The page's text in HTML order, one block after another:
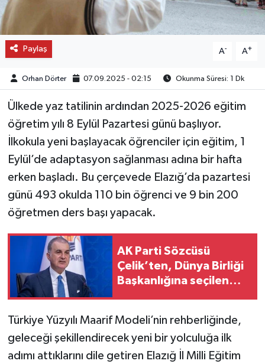
Paylaş A- A+
Orhan Dörter 07.09.2025 - 02:15 Okunma Süresi: 1 Dk
Ülkede yaz tatilinin ardından 2025-2026 eğitim
öğretim yılı 8 Eylül Pazartesi günü başlıyor.
İlkokula yeni başlayacak öğrenciler için eğitim, 1
Eylül’de adaptasyon sağlanması adına bir hafta
erken başladı. Bu çerçevede Elazığ’da pazartesi
günü 493 okulda 110 bin öğrenci ve 9 bin 200
öğretmen ders başı yapacak.
AK Parti Sözcüsü
Çelik’ten, Dünya Birliği
Başkanlığına seçilen
Türkiye Yüzyılı Maarif Modeli’nin rehberliğinde,
geleceği şekillendirecek yeni bir yolculuğa ilk
adımı attıklarını dile getiren Elazığ İl Milli Eğitim
SON DAKİKA
SPOR